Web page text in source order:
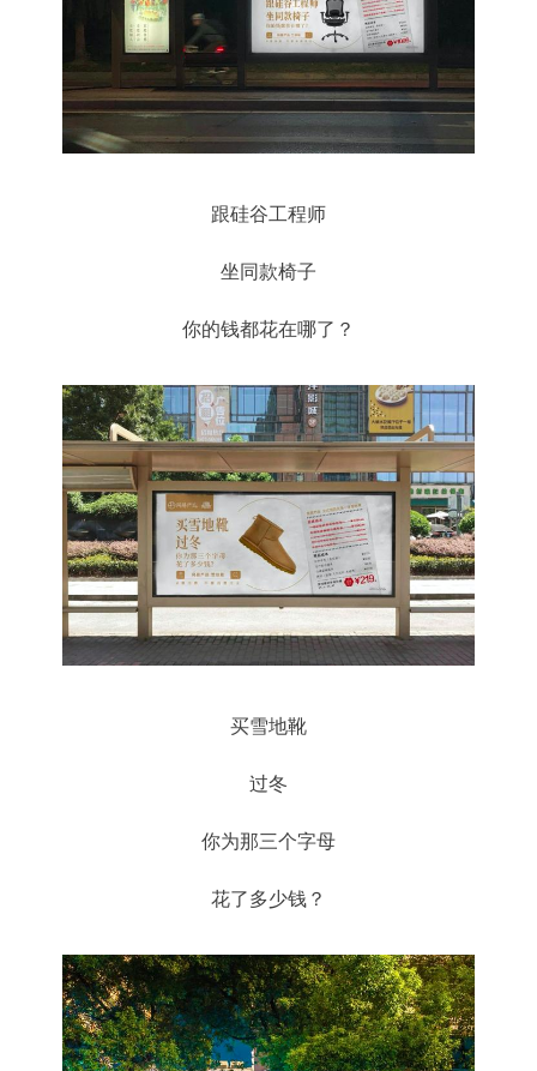
跟硅谷工程师
坐同款椅子
你的钱都花在哪了？
买雪地靴
过冬
你为那三个字母
花了多少钱？